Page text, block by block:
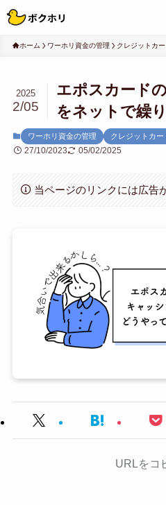
ホーム ワーホリ資金の管理 クレジットカ
エポスカード
をネットで繰
2025
2/05
ワーホリ資金の管理 クレジットカー
27/10/2023 05/02/2025
当ページのリンクには広告
URLをコ